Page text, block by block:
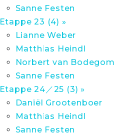
Sanne Festen
Etappe 23 (4) »
Lianne Weber
Matthias Heindl
Norbert van Bodegom
Sanne Festen
Etappe 24／25 (3) »
Daniël Grootenboer
Matthias Heindl
Sanne Festen